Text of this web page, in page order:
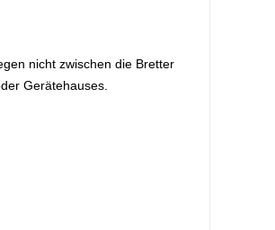
nicht zwischen die Bretter
Gerätehauses.